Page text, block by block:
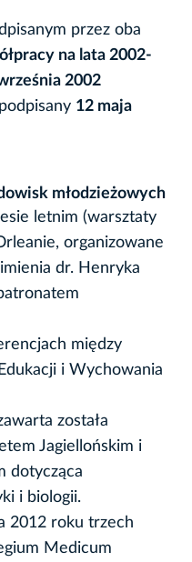
przez oba
na lata 2002-
2002
12 maja
młodzieżowych
letnim (warsztaty
organizowane
dr. Henryka
między
i Wychowania
została
Jagiellońskim i
dotycząca
i biologii.
2012 roku trzech
Medicum